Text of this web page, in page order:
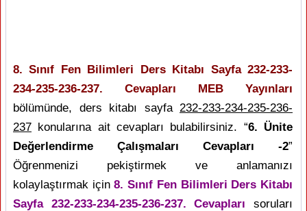
8. Sınıf Fen Bilimleri Ders Kitabı Sayfa 232-233-
234-235-236-237. Cevapları MEB Yayınları
bölümünde, ders kitabı sayfa 232-233-234-235-236-
237 konularına ait cevapları bulabilirsiniz. “6. Ünite
Değerlendirme Çalışmaları Cevapları -2”
Öğrenmenizi pekiştirmek ve anlamanızı
kolaylaştırmak için8. Sınıf Fen Bilimleri Ders Kitabı
Sayfa 232-233-234-235-236-237. Cevapları soruları